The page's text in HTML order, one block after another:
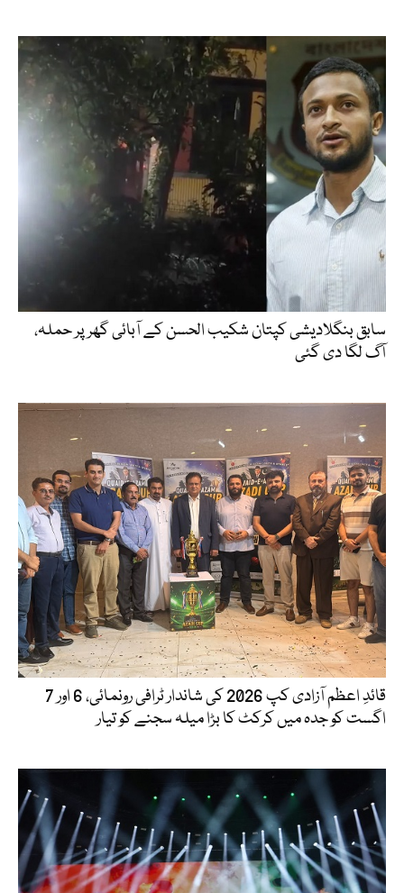
سابق بنگلادیشی کپتان شکیب الحسن کے آبائی گھر پر حملہ،
آگ لگا دی گئی
قائدِ اعظم آزادی کپ 2026 کی شاندار ٹرافی رونمائی، 6 اور 7
اگست کو جدہ میں کرکٹ کا بڑا میلہ سجنے کو تیار